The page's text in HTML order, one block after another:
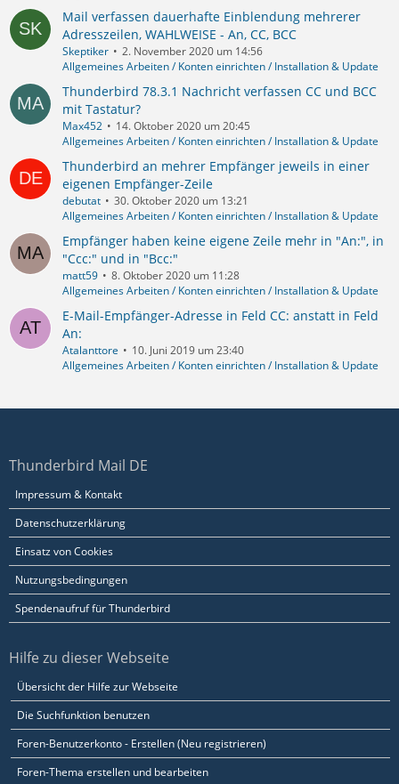
Mail verfassen dauerhafte Einblendung mehrerer
Adresszeilen, WAHLWEISE - An, CC, BCC
Skeptiker
2. November 2020 um 14:56
Allgemeines Arbeiten / Konten einrichten / Installation & Update
Thunderbird 78.3.1 Nachricht verfassen CC und BCC
mit Tastatur?
Max452
14. Oktober 2020 um 20:45
Allgemeines Arbeiten / Konten einrichten / Installation & Update
Thunderbird an mehrer Empfänger jeweils in einer
eigenen Empfänger-Zeile
debutat
30. Oktober 2020 um 13:21
Allgemeines Arbeiten / Konten einrichten / Installation & Update
Empfänger haben keine eigene Zeile mehr in "An:", in
"Ccc:" und in "Bcc:"
matt59
8. Oktober 2020 um 11:28
Allgemeines Arbeiten / Konten einrichten / Installation & Update
E-Mail-Empfänger-Adresse in Feld CC: anstatt in Feld
An:
Atalanttore
10. Juni 2019 um 23:40
Allgemeines Arbeiten / Konten einrichten / Installation & Update
Thunderbird Mail DE
Impressum & Kontakt
Datenschutzerklärung
Einsatz von Cookies
Nutzungsbedingungen
Spendenaufruf für Thunderbird
Hilfe zu dieser Webseite
Übersicht der Hilfe zur Webseite
Die Suchfunktion benutzen
Foren-Benutzerkonto - Erstellen (Neu registrieren)
Foren-Thema erstellen und bearbeiten